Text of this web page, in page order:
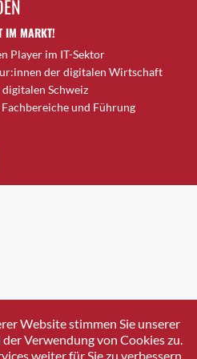
IM MARKT!
Player im IT-Sektor
der digitalen Wirtschaft
Schweiz
und Führung
Website stimmen Sie unserer
Verwendung von Cookies zu.
weiter für Sie zu verbessern.